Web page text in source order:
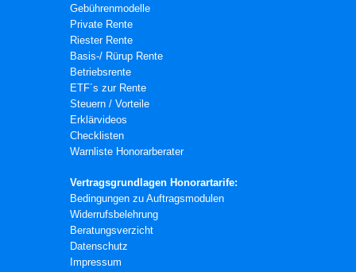
Gebührenmodelle
Private Rente
Riester Rente
Basis-/ Rürup Rente
Betriebsrente
ETF´s zur Rente
Steuern / Vorteile
Erklärvideos
Checklisten
Warnliste Honorarberater
Vertragsgrundlagen Honorartarife:
Bedingungen zu Auftragsmodulen
Widerrufsbelehrung
Beratungsverzicht
Datenschutz
Impressum